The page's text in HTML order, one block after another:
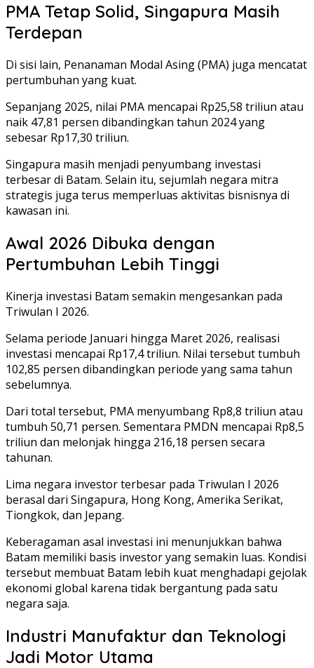
PMA Tetap Solid, Singapura Masih
Terdepan
Di sisi lain, Penanaman Modal Asing (PMA) juga mencatat
pertumbuhan yang kuat.
Sepanjang 2025, nilai PMA mencapai Rp25,58 triliun atau
naik 47,81 persen dibandingkan tahun 2024 yang
sebesar Rp17,30 triliun.
Singapura masih menjadi penyumbang investasi
terbesar di Batam. Selain itu, sejumlah negara mitra
strategis juga terus memperluas aktivitas bisnisnya di
kawasan ini.
Awal 2026 Dibuka dengan
Pertumbuhan Lebih Tinggi
Kinerja investasi Batam semakin mengesankan pada
Triwulan I 2026.
Selama periode Januari hingga Maret 2026, realisasi
investasi mencapai Rp17,4 triliun. Nilai tersebut tumbuh
102,85 persen dibandingkan periode yang sama tahun
sebelumnya.
Dari total tersebut, PMA menyumbang Rp8,8 triliun atau
tumbuh 50,71 persen. Sementara PMDN mencapai Rp8,5
triliun dan melonjak hingga 216,18 persen secara
tahunan.
Lima negara investor terbesar pada Triwulan I 2026
berasal dari Singapura, Hong Kong, Amerika Serikat,
Tiongkok, dan Jepang.
Keberagaman asal investasi ini menunjukkan bahwa
Batam memiliki basis investor yang semakin luas. Kondisi
tersebut membuat Batam lebih kuat menghadapi gejolak
ekonomi global karena tidak bergantung pada satu
negara saja.
Industri Manufaktur dan Teknologi
Jadi Motor Utama